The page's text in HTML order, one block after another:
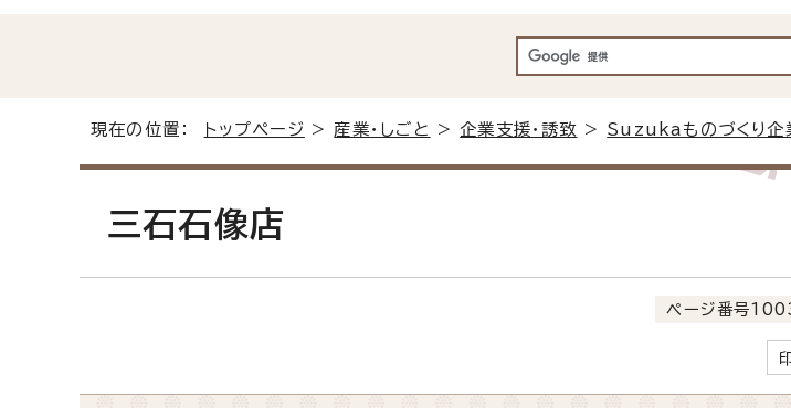
現在の位置： トップページ > 産業・しごと >企業支援・誘致 > Suzukaものづくり企
三石石像店
ページ番号